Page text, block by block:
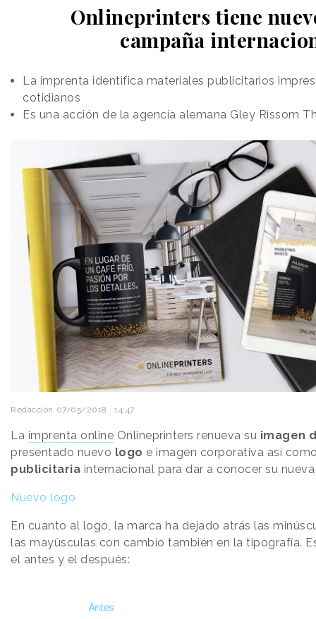
Onlineprinters tiene
campaña
La imprenta identifica materiales publicitarios
cotidianos
Es una acción de la agencia alemana Gley Rissom
Redacción 07/05/2018 · 14:47
La imprenta online Onlineprinters renueva su imagen
presentado nuevo logo e imagen corporativa así
publicitaria internacional para dar a conocer su
Nuevo logo
En cuanto al logo, la marca ha dejado atrás las
las mayúsculas con cambio también en la tipografía.
el antes y el después: